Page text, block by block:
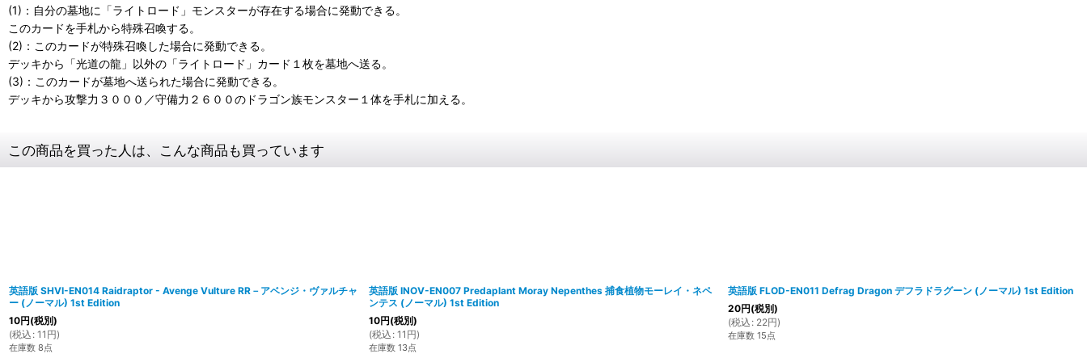
(1)：自分の墓地に「ライトロード」モンスターが存在する場合に発動できる。
このカードを手札から特殊召喚する。
(2)：このカードが特殊召喚した場合に発動できる。
デッキから「光道の龍」以外の「ライトロード」カード１枚を墓地へ送る。
(3)：このカードが墓地へ送られた場合に発動できる。
デッキから攻撃力３０００／守備力２６００のドラゴン族モンスター１体を手札に加える。
この商品を買った人は、こんな商品も買っています
英語版 SHVI-EN014 Raidraptor - Avenge Vulture RR－アベンジ・ヴァルチャ
ー (ノーマル) 1st Edition
10円(税別)
(税込 : 11 円)
在庫数 8点
英語版 INOV-EN007 Predaplant Moray Nepenthes 捕食植物モーレイ・ネペ
ンテス (ノーマル) 1st Edition
10円(税別)
(税込 : 11 円)
在庫数 13点
英語版 FLOD-EN011 Defrag Dragon デフラドラグーン (ノーマル) 1st Edition
20円(税別)
(税込 : 22円)
在庫数 15点